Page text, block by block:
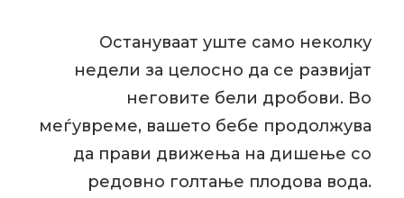
Остануваат уште само неколку
недели за целосно да се развијат
неговите бели дробови. Во
меѓувреме, вашето бебе продолжува
да прави движења на дишење со
редовно голтање плодова вода.